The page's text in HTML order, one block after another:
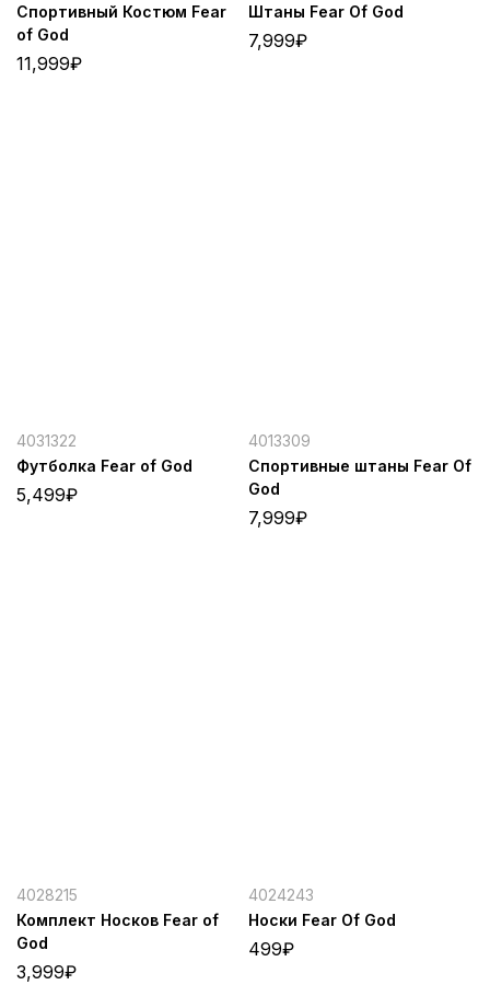
Спортивный Костюм Fear
of God
11,999₽
Штаны Fear Of God
7,999₽
4031322
Футболка Fear of God
5,499₽
4013309
Спортивные штаны Fear Of
God
7,999₽
4028215
Комплект Носков Fear of
God
3,999₽
4024243
Носки Fear Of God
499₽